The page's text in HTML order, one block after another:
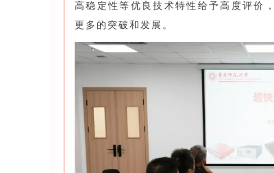
高稳定性等优良技术特性给予高度评价
更多的突破和发展。